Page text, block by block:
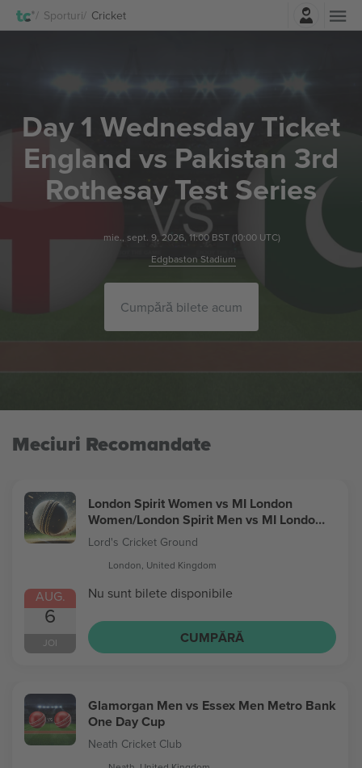
Sporturi Cricket
Day 1 Wednesday Ticket
England vs Pakistan 3rd
Rothesay Test Series
mie., sept. 9, 2026, 11:00 BST(10:00 UTC)
Edgbaston Stadium
Cumpără bilete acum
Meciuri Recomandate
AUG.
6
JOI
London Spirit Women vs MI London
Women/London Spirit Men vs MI London
Men The Hundred
Lord's Cricket Ground
London, United Kingdom
Nu sunt bilete disponibile
CUMPĂRĂ
Glamorgan Men vs Essex Men Metro Bank
One Day Cup
Neath Cricket Club